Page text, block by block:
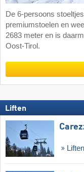
De 6-persoons
premiumstoelen en
2683 meter en is
Oost-Tirol.
Liften